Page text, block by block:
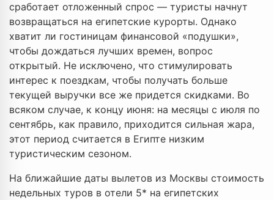
сработает отложенный спрос — туристы начнут
возвращаться на египетские курорты. Однако
хватит ли гостиницам финансовой «подушки»,
чтобы дождаться лучших времен, вопрос
открытый. Не исключено, что стимулировать
интерес к поездкам, чтобы получать больше
текущей выручки все же придется скидками. Во
всяком случае, к концу июня: на месяцы с июля по
сентябрь, как правило, приходится сильная жара,
этот период считается в Египте низким
туристическим сезоном.
На ближайшие даты вылетов из Москвы стоимость
недельных туров в отели 5* на египетских